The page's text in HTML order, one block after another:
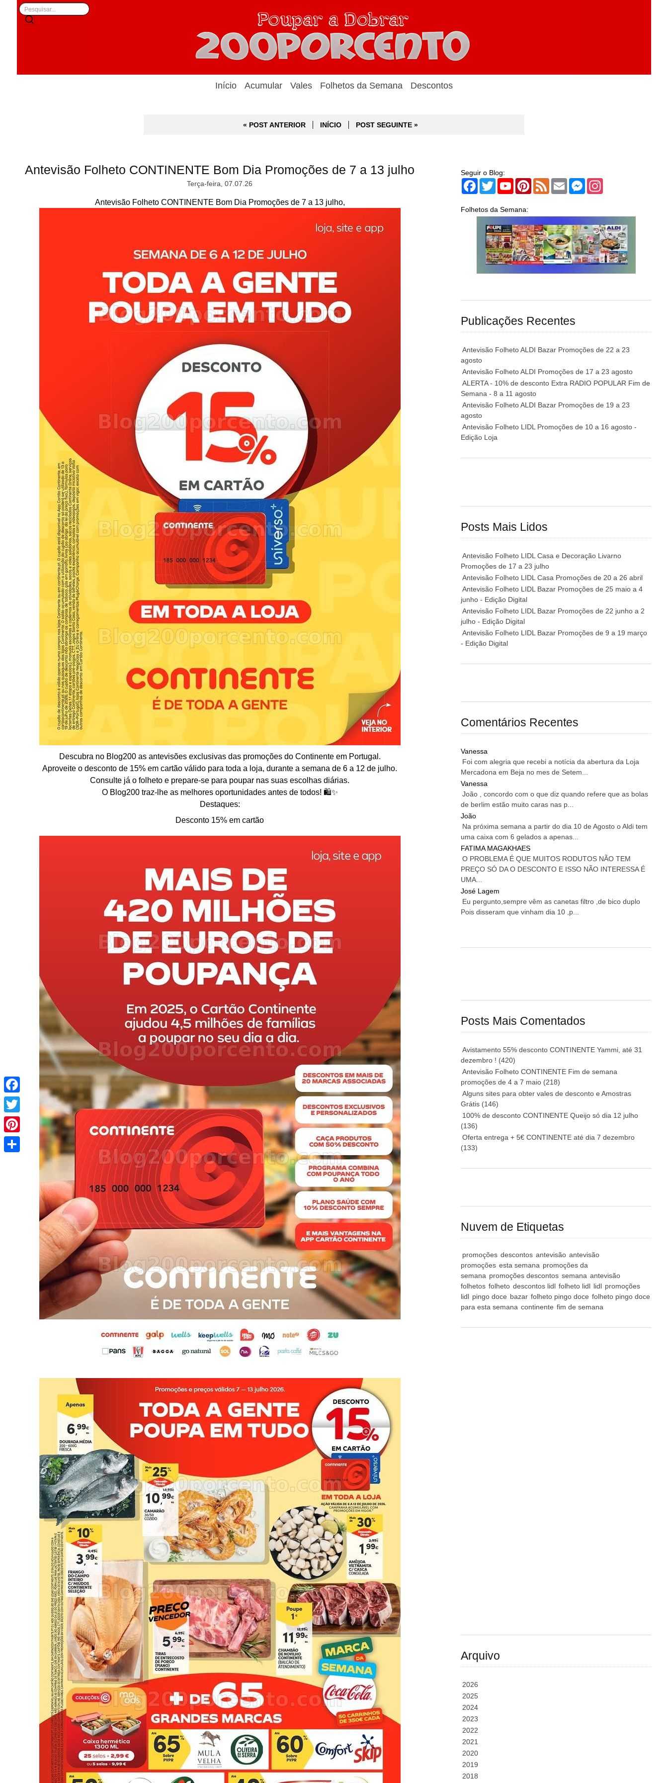
Início Acumular Vales Folhetos da Semana Descontos
« POST ANTERIOR INÍCIO POST SEGUINTE »
Antevisão Folheto CONTINENTE Bom Dia Promoções de 7 a 13 julho
Terça-feira, 07.07.26
Antevisão Folheto CONTINENTE Bom Dia Promoções de 7 a 13 julho,
Descubra no Blog200 as antevisões exclusivas das promoções do Continente em Portugal.
Aproveite o desconto de 15% em cartão válido para toda a loja, durante a semana de 6 a 12 de julho.
Consulte já o folheto e prepare-se para poupar nas suas escolhas diárias.
O Blog200 traz-lhe as melhores oportunidades antes de todos! 🛍️✨
Destaques:
Desconto 15% em cartão
Seguir o Blog:
Facebook
TwitterYouTubePinterest
Feed Email Messenger
Folhetos da Semana:
Publicações Recentes
Antevisão Folheto ALDI Bazar Promoções de 22 a 23
agosto
Antevisão Folheto ALDI Promoções de 17 a 23 agosto
ALERTA - 10% de desconto Extra RADIO POPULAR Fim de
Semana - 8 a 11 agosto
Antevisão Folheto ALDI Bazar Promoções de 19 a 23
agosto
Antevisão Folheto LIDL Promoções de 10 a 16 agosto -
Edição Loja
Posts Mais Lidos
Antevisão Folheto LIDL Casa e Decoração Livarno
Promoções de 17 a 23 julho
Antevisão Folheto LIDL Casa Promoções de 20 a 26 abril
Antevisão Folheto LIDL Bazar Promoções de 25 maio a 4
junho - Edição Digital
Antevisão Folheto LIDL Bazar Promoções de 22 junho a 2
julho - Edição Digital
Antevisão Folheto LIDL Bazar Promoções de 9 a 19 março
- Edição Digital
Comentários Recentes
Vanessa
Foi com alegria que recebi a notícia da abertura da Loja
Mercadona em Beja no mes de Setem...
Vanessa
João , concordo com o que diz quando refere que as bolas
de berlim estão muito caras nas p...
João
Na próxima semana a partir do dia 10 de Agosto o Aldi tem
uma caixa com 6 gelados a apenas...
FATIMA MAGAKHAES
O PROBLEMA É QUE MUITOS RODUTOS NÃO TEM
PREÇO SÓ DA O DESCONTO E ISSO NÃO INTERESSA É
UMA...
José Lagem
Eu pergunto,sempre vêm as canetas filtro ,de bico duplo
Pois disseram que vinham dia 10 ,p...
Posts Mais Comentados
Avistamento 55% desconto CONTINENTE Yammi, até 31
dezembro ! (420)
Antevisão Folheto CONTINENTE Fim de semana
promoções de 4 a 7 maio (218)
Alguns sites para obter vales de desconto e Amostras
Grátis (146)
100% de desconto CONTINENTE Queijo só dia 12 julho
(136)
Oferta entrega + 5€ CONTINENTE até dia 7 dezembro
(133)
Nuvem de Etiquetas
promoções descontos antevisão antevisão
promoções esta semana promoções da
semana promoções descontos semana antevisão
folhetos folheto descontos lidl folheto lidl lidl promoções
lidl pingo doce bazar folheto pingo doce folheto pingo doce
para esta semana continente fim de semana
Arquivo
2026
2025
2024
2023
2022
2021
2020
2019
2018